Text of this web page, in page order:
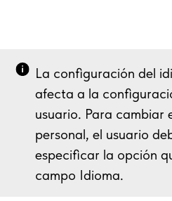
La configuración del
afecta a la
usuario. Para cambiar
personal, el usuario
especificar la opción
campo Idioma.